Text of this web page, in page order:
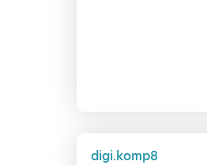
digi.komp8